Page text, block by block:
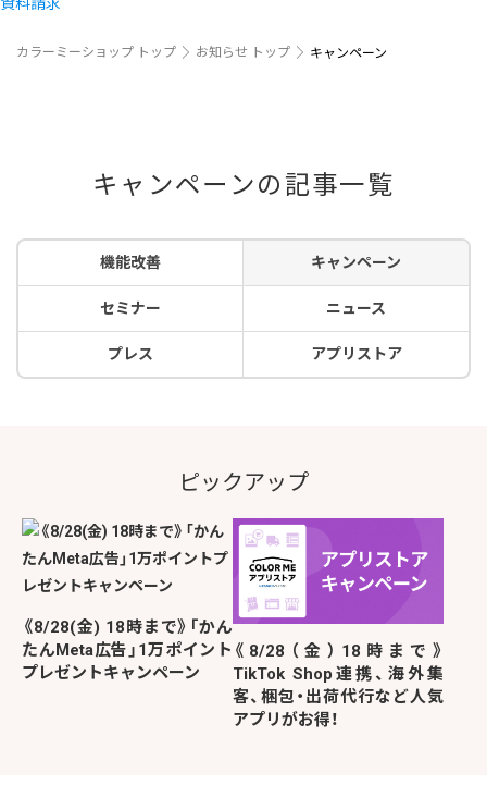
カラーミーショップ トップ お知らせ トップ キャンペーン
キャンペーンの記事一覧
機能改善 キャンペーン
セミナー ニュース
プレス アプリストア
ピックアップ
《8/28(金) 18時まで》「かん
たんMeta広告」1万ポイント
プレゼントキャンペーン
《8/28（金）18時まで》
TikTok Shop連携、海外集
客、梱包・出荷代行など人気
アプリがお得！